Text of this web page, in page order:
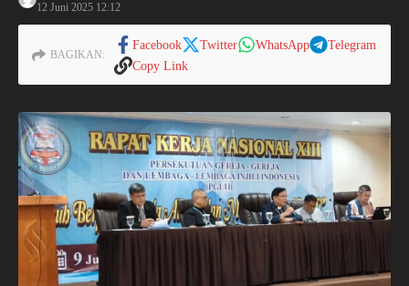
12 Juni 2025 12:12
BAGIKAN:
Facebook Twitter WhatsApp
Telegram
Copy Link